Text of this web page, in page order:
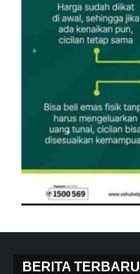
BERITA TERBARU